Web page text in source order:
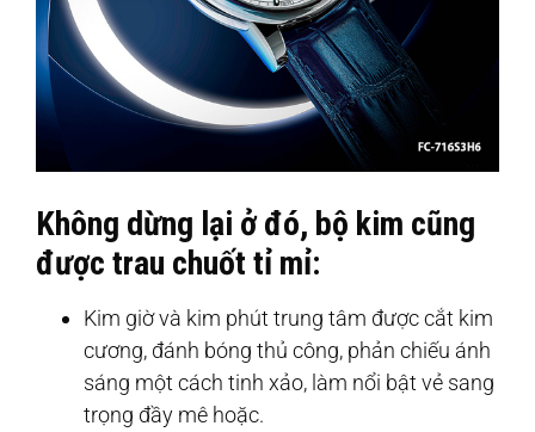
Không dừng lại ở đó, bộ kim cũng
được trau chuốt tỉ mỉ:
Kim giờ và kim phút trung tâm được cắt kim
cương, đánh bóng thủ công, phản chiếu ánh
sáng một cách tinh xảo, làm nổi bật vẻ sang
trọng đầy mê hoặc.